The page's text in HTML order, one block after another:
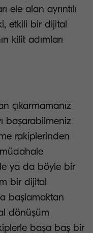
ele alan ayrıntılı
etkili bir dijital
kilit adımları
çıkarmamanız
başarabilmeniz
rakiplerinden
ya da böyle bir
bir dijital
başlamaktan
dönüşüm
başa baş bir